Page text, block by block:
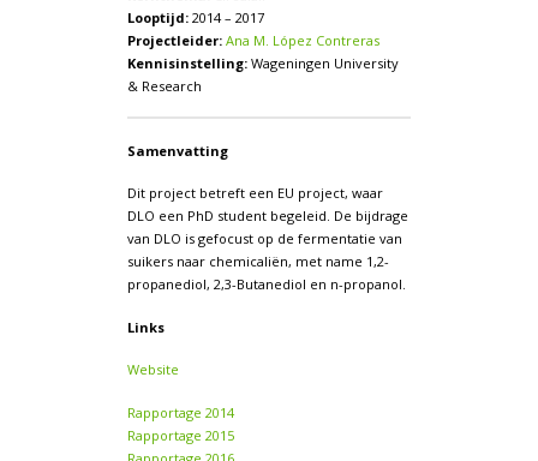
Looptijd:2014 – 2017
Projectleider: Ana M. López Contreras
Kennisinstelling:Wageningen University
& Research
Samenvatting
Dit project betreft een EU project, waar
DLO een PhD student begeleid. De bijdrage
van DLO is gefocust op de fermentatie van
suikers naar chemicaliën, met name 1,2-
propanediol, 2,3-Butanediol en n-propanol.
Links
Website
Rapportage 2014
Rapportage 2015